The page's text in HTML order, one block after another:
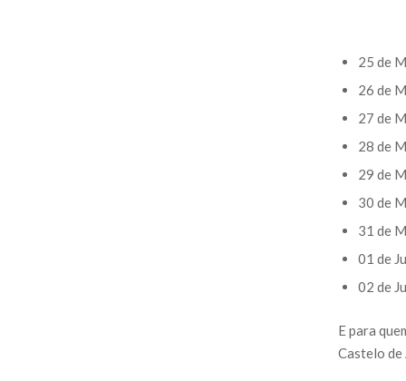
25 de
26 de
27 de
28 de
29 de
30 de
31 de
01 de
02 de
E para
Castelo